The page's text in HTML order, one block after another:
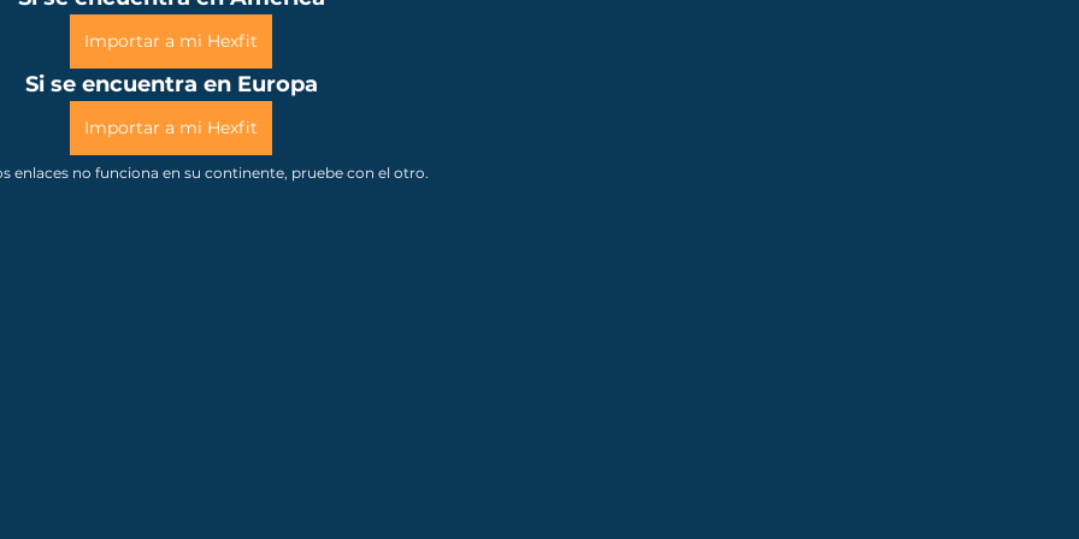
Importar a mi Hexfit
Si se encuentra en Europa
Importar a mi Hexfit
enlaces no funciona en su continente, pruebe con el otro.